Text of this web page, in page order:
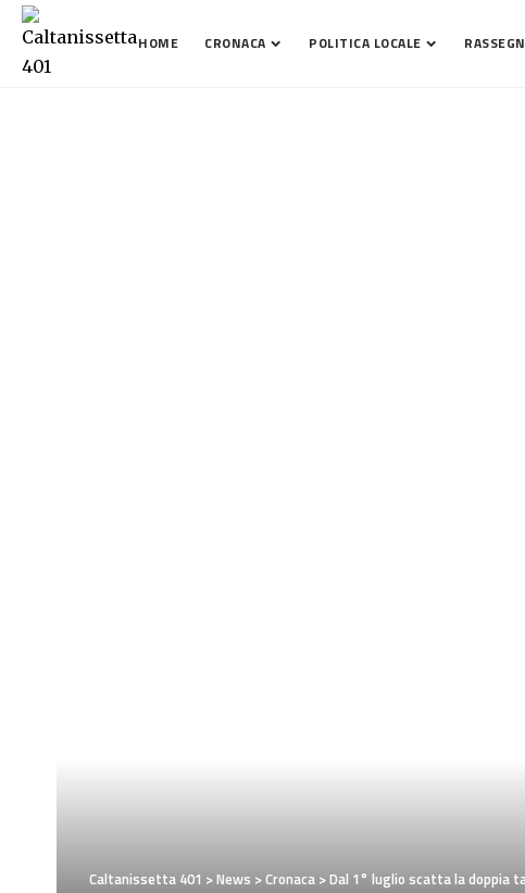
HOME CRONACA POLITICA LOCALE
Caltanissetta 401 >News >Cronaca >Dal 1° luglio scatta la doppia